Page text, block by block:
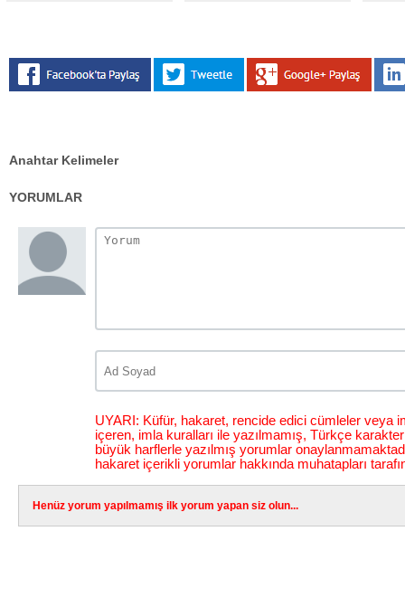
Anahtar Kelimeler
YORUMLAR
UYARI: Küfür, hakaret, rencide edici cümleler veya
içeren, imla kuralları ile yazılmamış, Türkçe
büyük harflerle yazılmış yorumlar
hakaret içerikli yorumlar hakkında muhatapları
Henüz yorum yapılmamış ilk yorum yapan siz olun...